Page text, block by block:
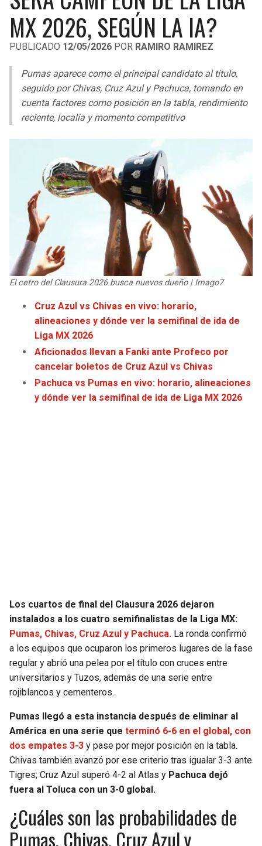
LIGA DE EXPANSIÓN MX
LEAGUES CUP
UEFA EUROPA LEAGUE
UEFA CONFERENCE LEAGUE
COPA LIBERTADORES
COPA SUDAMERICANA
LIGA BETPLAY
OTRAS LIGAS
RAIDERS
RAVENS
BENGALS
STEELERS
TEXANS
COLTS
JAGUARS
TITANS
COWBOYS
GIANTS
EAGLES
LIONS
PACKERS
VIKINGS
FALCONS
PANTHERS
SAINTS
BUCCANEERS
CAVALIERS
PACERS
BUCKS
HORNETS
HEAT
MAGIC
WIZARDS
WARRIORS
CLIPPERS
LAKERS
SUNS
NUGGETS
TIMBERWOLVES
THUNDER
TRAIL BLAZERS
JAZZ
MX 2026, SEGÚN LA IA?
PUBLICADO 12/05/2026 POR RAMIRO RAMIREZ
Pumas aparece como el principal candidato al título,
seguido por Chivas, Cruz Azul y Pachuca, tomando en
cuenta factores como posición en la tabla, rendimiento
reciente, localía y momento competitivo
El cetro del Clausura 2026 busca nuevos dueño | Imago7
Cruz Azul vs Chivas en vivo: horario,
alineaciones y dónde ver la semifinal de ida de
Liga MX 2026
Aficionados llevan a Fanki ante Profeco por
cancelar boletos de Cruz Azul vs Chivas
Pachuca vs Pumas en vivo: horario, alineaciones
y dónde ver la semifinal de ida de Liga MX 2026
Los cuartos de final del Clausura 2026 dejaron
instalados a los cuatro semifinalistas de la Liga MX:
Pumas, Chivas, Cruz Azul y Pachuca. La ronda confirmó
a los equipos que ocuparon los primeros lugares de la fase
regular y abrió una pelea por el título con cruces entre
universitarios y Tuzos, además de una serie entre
rojiblancos y cementeros.
Pumas llegó a esta instancia después de eliminar al
América en una serie que terminó 6-6 en el global, con
dos empates 3-3 y pase por mejor posición en la tabla.
Chivas también avanzó por ese criterio tras igualar 3-3 ante
Tigres; Cruz Azul superó 4-2 al Atlas y Pachuca dejó
fuera al Toluca con un 3-0 global.
¿Cuáles son las probabilidades de
Pumas, Chivas, Cruz Azul y